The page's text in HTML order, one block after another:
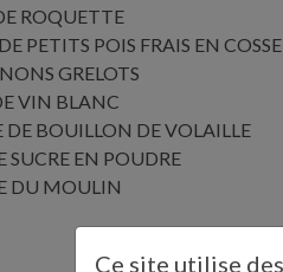
ROQUETTE
PETITS POIS FRAIS EN COSSE
GRELOTS
VIN BLANC
DE BOUILLON DE VOLAILLE
SUCRE EN POUDRE
DU MOULIN
Ce site utilise